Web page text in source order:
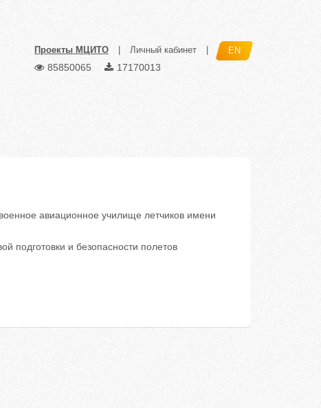
Проекты МЦИТО Личный кабинет EN
85850065 17170013
авиационное училище летчиков имени
подготовки и безопасности полетов